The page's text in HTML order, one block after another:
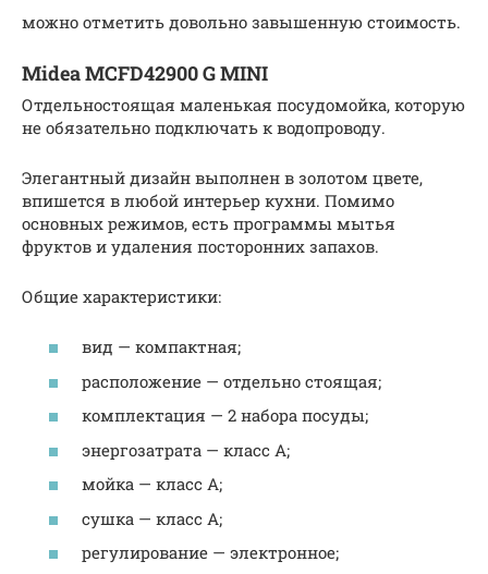
можно отметить довольно завышенную стоимость.
Midea MCFD42900 G MINI
Отдельностоящая маленькая посудомойка, которую
не обязательно подключать к водопроводу.
Элегантный дизайн выполнен в золотом цвете,
впишется в любой интерьер кухни. Помимо
основных режимов, есть программы мытья
фруктов и удаления посторонних запахов.
Общие характеристики:
вид — компактная;
расположение — отдельно стоящая;
комплектация — 2 набора посуды;
энергозатрата — класс А;
мойка — класс А;
сушка — класс А;
регулирование — электронное;